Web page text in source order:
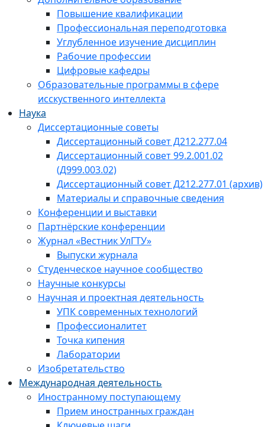
Повышение квалификации
Профессиональная переподготовка
Углубленное изучение дисциплин
Рабочие профессии
Цифровые кафедры
Образовательные программы в сфере
исскуственного интеллекта
Наука
Диссертационные советы
Диссертационный совет Д212.277.04
Диссертационный совет 99.2.001.02
(Д999.003.02)
Диссертационный совет Д212.277.01 (архив)
Материалы и справочные сведения
Конференции и выставки
Партнёрские конференции
Журнал «Вестник УлГТУ»
Выпуски журнала
Студенческое научное сообщество
Научные конкурсы
Научная и проектная деятельность
УПК современных технологий
Профессионалитет
Точка кипения
Лаборатории
Изобретательство
Международная деятельность
Иностранному поступающему
Прием иностранных граждан